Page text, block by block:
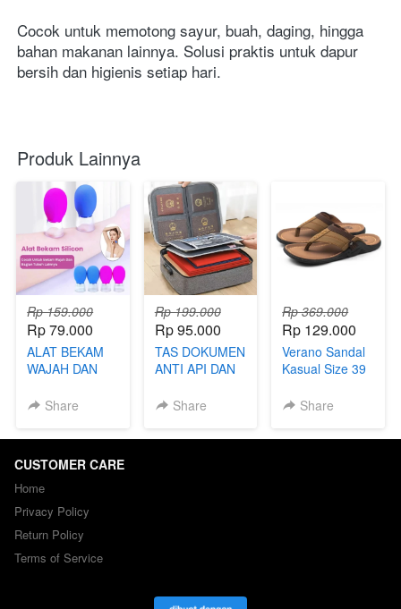
Cocok untuk memotong sayur, buah, daging, hingga
bahan makanan lainnya. Solusi praktis untuk dapur
bersih dan higienis setiap hari.
Produk Lainnya
Rp 159.000
Rp 79.000
ALAT BEKAM
WAJAH DAN
Share
Rp 199.000
Rp 95.000
TAS DOKUMEN
ANTI API DAN
UNTUK
PENTING
Share
Rp 369.000
Rp 129.000
Verano Sandal
Kasual Size 39
Share
CUSTOMER CARE
Home
Privacy Policy
Return Policy
Terms of Service